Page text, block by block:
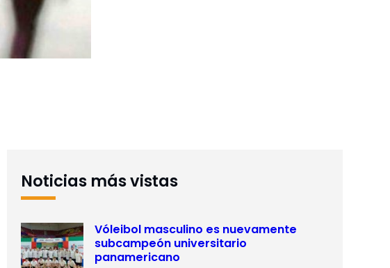
Noticias más vistas
Vóleibol masculino es nuevamente
subcampeón universitario
panamericano